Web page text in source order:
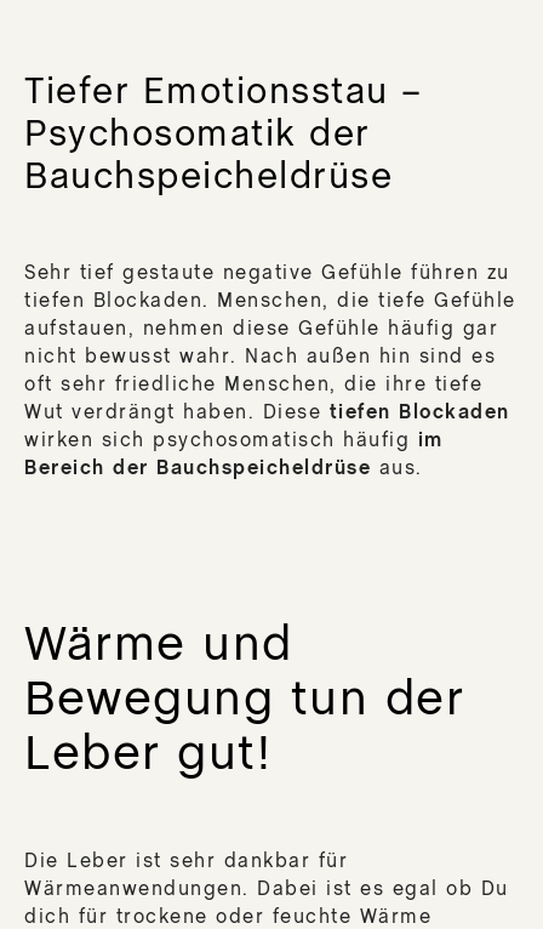
Tiefer Emotionsstau –
Psychosomatik der
Bauchspeicheldrüse
Sehr tief gestaute negative Gefühle führen zu
tiefen Blockaden. Menschen, die tiefe Gefühle
aufstauen, nehmen diese Gefühle häufig gar
nicht bewusst wahr. Nach außen hin sind es
oft sehr friedliche Menschen, die ihre tiefe
Wut verdrängt haben. Diese tiefen Blockaden
wirken sich psychosomatisch häufig im
Bereich der Bauchspeicheldrüse aus.
Wärme und
Bewegung tun der
Leber gut!
Die Leber ist sehr dankbar für
Wärmeanwendungen. Dabei ist es egal ob Du
dich für trockene oder feuchte Wärme